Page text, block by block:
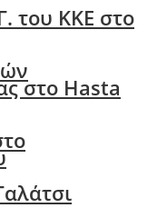
του ΚΚΕ στο
στο Hasta